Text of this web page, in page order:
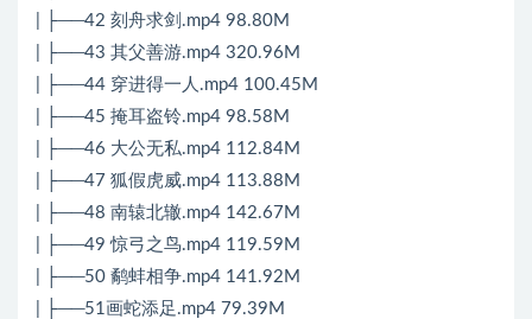
| ├──42 刻舟求剑.mp4 98.80M
| ├──43 其父善游.mp4 320.96M
| ├──44 穿进得一人.mp4 100.45M
| ├──45 掩耳盗铃.mp4 98.58M
| ├──46 大公无私.mp4 112.84M
| ├──47 狐假虎威.mp4 113.88M
| ├──48 南辕北辙.mp4 142.67M
| ├──49 惊弓之鸟.mp4 119.59M
| ├──50 鹬蚌相争.mp4 141.92M
| ├──51画蛇添足.mp4 79.39M